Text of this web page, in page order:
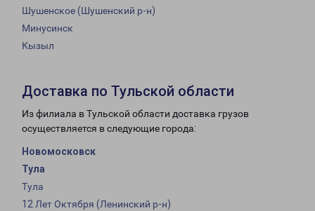
Шушенское (Шушенский р-н)
Минусинск
Кызыл
Доставка по Тульской области
Из филиала в Тульской области доставка грузов
осуществляется в следующие города:
Новомосковск
Тула
Тула
12 Лет Октября (Ленинский р-н)